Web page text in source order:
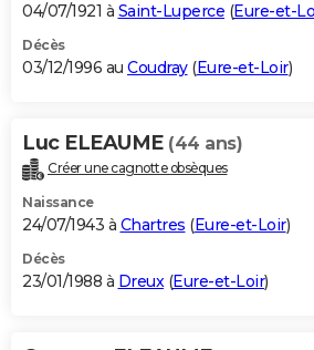
04/07/1921 à Saint-Luperce (Eure-et-
Décès
03/12/1996 au Coudray(Eure-et-Loir)
Luc ELEAUME (44 ans)
Créer une cagnotte obsèques
Naissance
24/07/1943 à Chartres (Eure-et-Loir)
Décès
23/01/1988 à Dreux(Eure-et-Loir)